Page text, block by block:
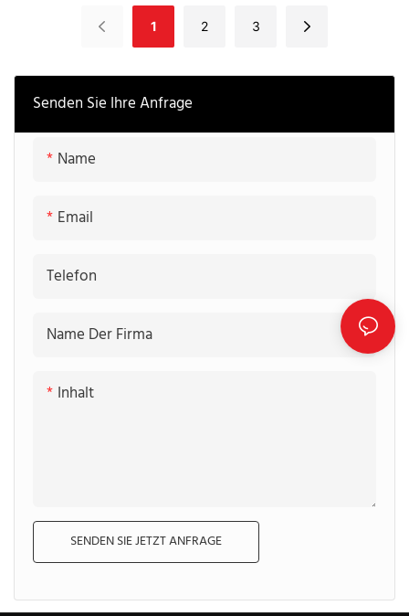
Senden Sie Ihre Anfrage
Name
Email
Telefon
Name Der Firma
Inhalt
SENDEN SIE JETZT ANFRAGE
1 2 3